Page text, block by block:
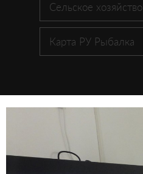
Сельское хозяйство
Карта РУ Рыбалка